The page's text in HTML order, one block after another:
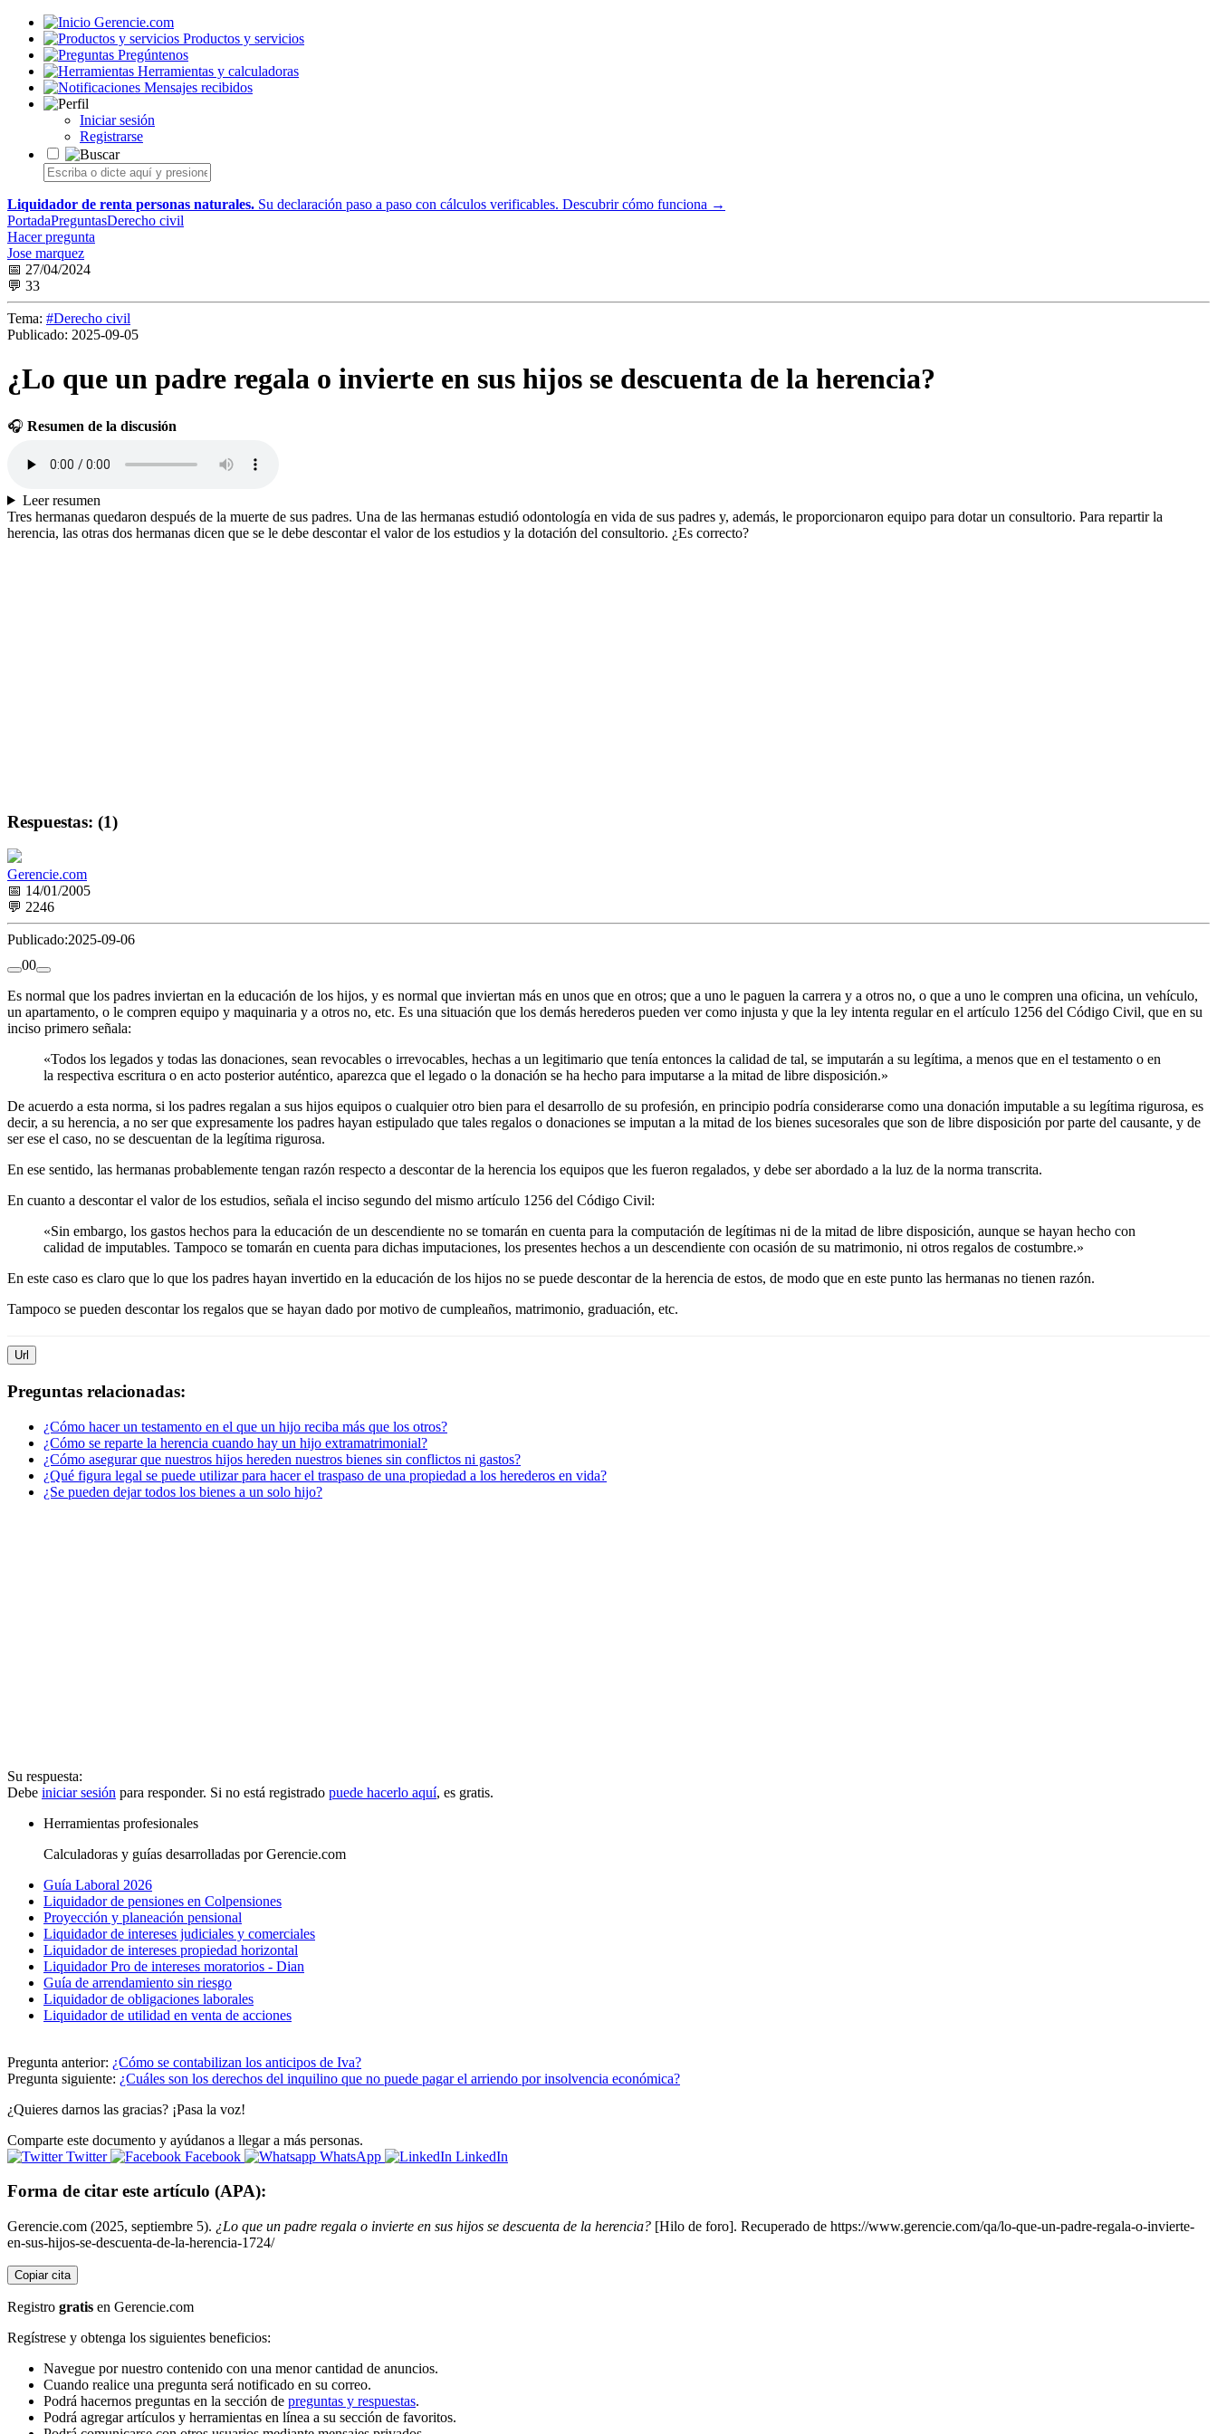
Gerencie.com
Productos y servicios
Pregúntenos
Herramientas y calculadoras
Mensajes recibidos
Iniciar sesión
Registrarse
Liquidador de renta personas naturales. Su declaración paso a paso con cálculos verificables. Descubrir cómo funciona →
PortadaPreguntasDerecho civil
Hacer pregunta
Jose marquez
📅 27/04/2024
💬 33
Tema: #Derecho civil
Publicado: 2025-09-05
¿Lo que un padre regala o invierte en sus hijos se descuenta de la herencia?
🎧 Resumen de la discusión
Leer resumen
Tres hermanas quedaron después de la muerte de sus padres. Una de las hermanas estudió odontología en vida de sus padres y, además, le proporcionaron equipo para dotar un consultorio. Para repartir la
herencia, las otras dos hermanas dicen que se le debe descontar el valor de los estudios y la dotación del consultorio. ¿Es correcto?
Respuestas: (1)
Gerencie.com
📅 14/01/2005
💬 2246
Publicado:2025-09-06
00
Es normal que los padres inviertan en la educación de los hijos, y es normal que inviertan más en unos que en otros; que a uno le paguen la carrera y a otros no, o que a uno le compren una oficina, un vehículo,
un apartamento, o le compren equipo y maquinaria y a otros no, etc. Es una situación que los demás herederos pueden ver como injusta y que la ley intenta regular en el artículo 1256 del Código Civil, que en su
inciso primero señala:
«Todos los legados y todas las donaciones, sean revocables o irrevocables, hechas a un legitimario que tenía entonces la calidad de tal, se imputarán a su legítima, a menos que en el testamento o en
la respectiva escritura o en acto posterior auténtico, aparezca que el legado o la donación se ha hecho para imputarse a la mitad de libre disposición.»
De acuerdo a esta norma, si los padres regalan a sus hijos equipos o cualquier otro bien para el desarrollo de su profesión, en principio podría considerarse como una donación imputable a su legítima rigurosa, es
decir, a su herencia, a no ser que expresamente los padres hayan estipulado que tales regalos o donaciones se imputan a la mitad de los bienes sucesorales que son de libre disposición por parte del causante, y de
ser ese el caso, no se descuentan de la legítima rigurosa.
En ese sentido, las hermanas probablemente tengan razón respecto a descontar de la herencia los equipos que les fueron regalados, y debe ser abordado a la luz de la norma transcrita.
En cuanto a descontar el valor de los estudios, señala el inciso segundo del mismo artículo 1256 del Código Civil:
«Sin embargo, los gastos hechos para la educación de un descendiente no se tomarán en cuenta para la computación de legítimas ni de la mitad de libre disposición, aunque se hayan hecho con
calidad de imputables. Tampoco se tomarán en cuenta para dichas imputaciones, los presentes hechos a un descendiente con ocasión de su matrimonio, ni otros regalos de costumbre.»
En este caso es claro que lo que los padres hayan invertido en la educación de los hijos no se puede descontar de la herencia de estos, de modo que en este punto las hermanas no tienen razón.
Tampoco se pueden descontar los regalos que se hayan dado por motivo de cumpleaños, matrimonio, graduación, etc.
Url
Preguntas relacionadas:
¿Cómo hacer un testamento en el que un hijo reciba más que los otros?
¿Cómo se reparte la herencia cuando hay un hijo extramatrimonial?
¿Cómo asegurar que nuestros hijos hereden nuestros bienes sin conflictos ni gastos?
¿Qué figura legal se puede utilizar para hacer el traspaso de una propiedad a los herederos en vida?
¿Se pueden dejar todos los bienes a un solo hijo?
Su respuesta:
Debe iniciar sesión para responder. Si no está registrado puede hacerlo aquí, es gratis.
Herramientas profesionales
Calculadoras y guías desarrolladas por Gerencie.com
Guía Laboral 2026
Liquidador de pensiones en Colpensiones
Proyección y planeación pensional
Liquidador de intereses judiciales y comerciales
Liquidador de intereses propiedad horizontal
Liquidador Pro de intereses moratorios - Dian
Guía de arrendamiento sin riesgo
Liquidador de obligaciones laborales
Liquidador de utilidad en venta de acciones
Pregunta anterior: ¿Cómo se contabilizan los anticipos de Iva?
Pregunta siguiente: ¿Cuáles son los derechos del inquilino que no puede pagar el arriendo por insolvencia económica?
¿Quieres darnos las gracias? ¡Pasa la voz!
Comparte este documento y ayúdanos a llegar a más personas.
Twitter
Facebook WhatsApp LinkedIn
Forma de citar este artículo (APA):
Gerencie.com (2025, septiembre 5). ¿Lo que un padre regala o invierte en sus hijos se descuenta de la herencia? [Hilo de foro]. Recuperado de https://www.gerencie.com/qa/lo-que-un-padre-regala-o-invierte-
en-sus-hijos-se-descuenta-de-la-herencia-1724/
Copiar cita
Registro gratis en Gerencie.com
Regístrese y obtenga los siguientes beneficios:
Navegue por nuestro contenido con una menor cantidad de anuncios.
Cuando realice una pregunta será notificado en su correo.
Podrá hacernos preguntas en la sección de preguntas y respuestas.
Podrá agregar artículos y herramientas en línea a su sección de favoritos.